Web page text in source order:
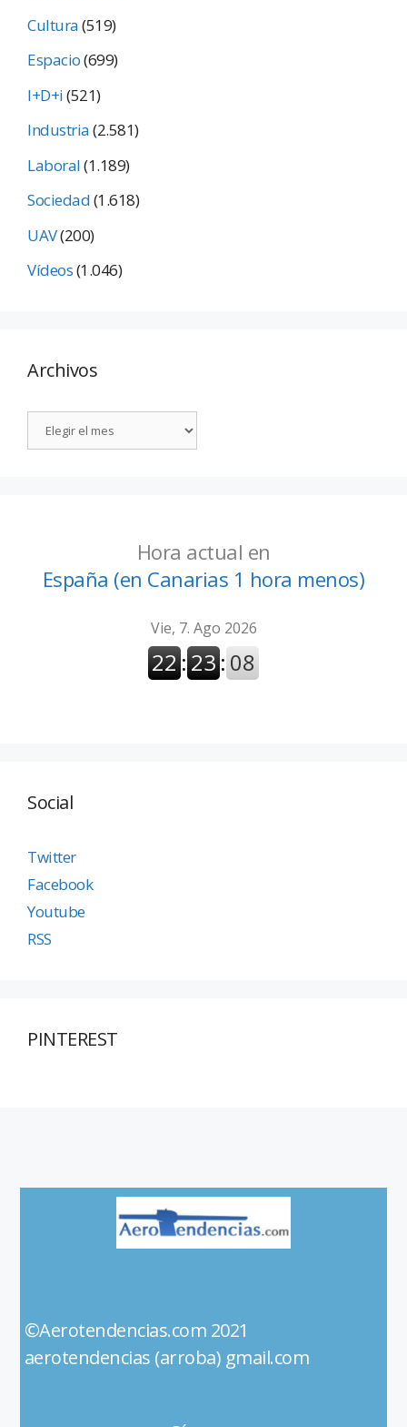
Cultura(519)
Espacio(699)
I+D+i(521)
Industria(2.581)
Laboral(1.189)
Sociedad(1.618)
UAV(200)
Vídeos(1.046)
Archivos
Hora actual en
España (en Canarias 1 hora menos)
Social
Twitter
Facebook
Youtube
RSS
PINTEREST
©Aerotendencias.com 2021
aerotendencias (arroba) gmail.com